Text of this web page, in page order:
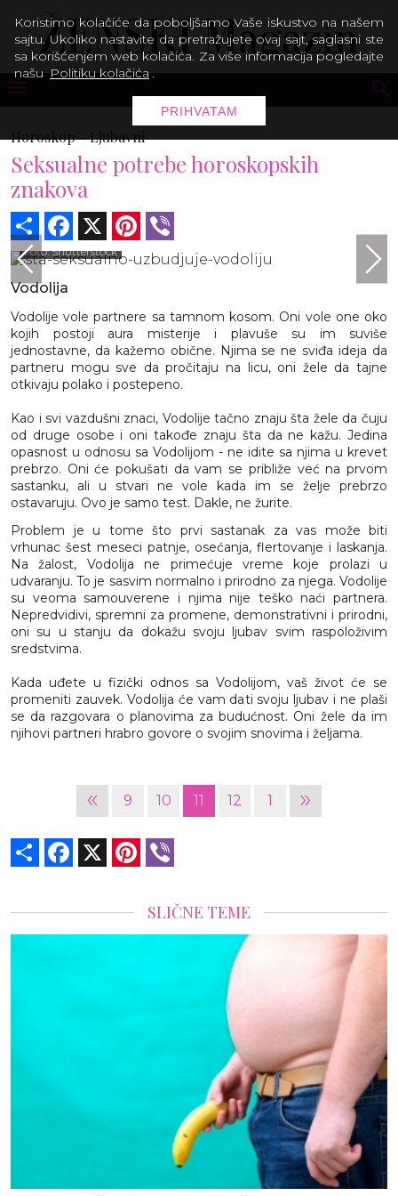
Horoskop -Ljubavni
Seksualne potrebe horoskopskih
znakova
Share Facebook Pinterest
Foto: Shutterstock
Vodolija
Vodolije vole partnere sa tamnom kosom. Oni vole one oko
kojih postoji aura misterije i plavuše su im suviše
jednostavne, da kažemo obične. Njima se ne sviđa ideja da
partneru mogu sve da pročitaju na licu, oni žele da tajne
otkivaju polako i postepeno.
Kao i svi vazdušni znaci, Vodolije tačno znaju šta žele da čuju
od druge osobe i oni takođe znaju šta da ne kažu. Jedina
opasnost u odnosu sa Vodolijom - ne idite sa njima u krevet
prebrzo. Oni će pokušati da vam se približe već na prvom
sastanku, ali u stvari ne vole kada im se želje prebrzo
ostavaruju. Ovo je samo test. Dakle, ne žurite.
Problem je u tome što prvi sastanak za vas može biti
vrhunac šest meseci patnje, osećanja, flertovanje i laskanja.
Na žalost, Vodolija ne primećuje vreme koje prolazi u
udvaranju. To je sasvim normalno i prirodno za njega. Vodolije
su veoma samouverene i njima nije teško naći partnera.
Nepredvidivi, spremni za promene, demonstrativni i prirodni,
oni su u stanju da dokažu svoju ljubav svim raspoloživim
sredstvima.
Kada uđete u fizički odnos sa Vodolijom, vaš život će se
promeniti zauvek. Vodolija će vam dati svoju ljubav i ne plaši
se da razgovara o planovima za budućnost. Oni žele da im
njihovi partneri hrabro govore o svojim snovima i željama.
« 9 10 11 12 1 »
Share Facebook Pinterest
SLIČNE TEME
Koristimo kolačiće da poboljšamo Vaše iskustvo na našem
sajtu. Ukoliko nastavite da pretražujete ovaj sajt, saglasni ste
sa korišćenjem web kolačića. Za više informacija pogledajte
našu Politiku kolačića .
PRIHVATAM